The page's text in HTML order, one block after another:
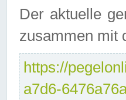
Der aktuelle
zusammen mit
https://
a7d6-